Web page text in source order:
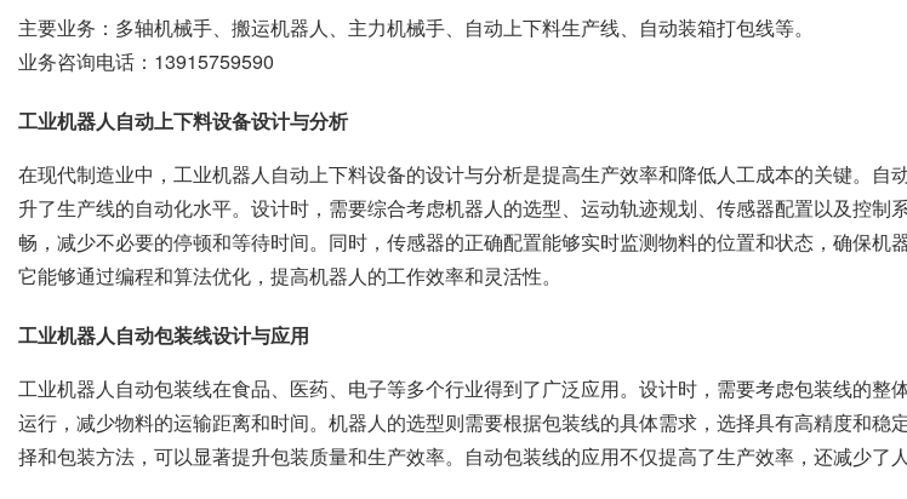
主要业务：多轴机械手、搬运机器人、主力机械手、自动上下料生产线、自动装箱打包线等。
业务咨询电话： 13915759590
工业机器人自动上下料设备设计与分析
在现代制造业中，工业机器人自动上下料设备的设计与分析是提高生产效率和降低人工成本的关键。
升了生产线的自动化水平。设计时，需要综合考虑机器人的选型、运动轨迹规划、传感器配置以及控
畅，减少不必要的停顿和等待时间。同时，传感器的正确配置能够实时监测物料的位置和状态，确保
它能够通过编程和算法优化，提高机器人的工作效率和灵活性。
工业机器人自动包装线设计与应用
工业机器人自动包装线在食品、医药、电子等多个行业得到了广泛应用。设计时，需要考虑包装线的
运行，减少物料的运输距离和时间。机器人的选型则需要根据包装线的具体需求，选择具有高精度和
择和包装方法，可以显著提升包装质量和生产效率。自动包装线的应用不仅提高了生产效率，还减少了